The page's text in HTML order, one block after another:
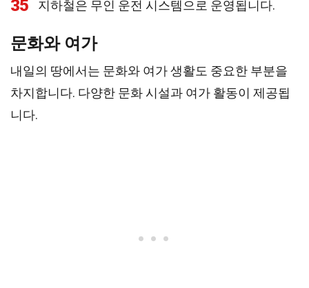
35 지하철은 무인 운전 시스템으로 운영됩니다.
문화와 여가
내일의 땅에서는 문화와 여가 생활도 중요한 부분을
차지합니다. 다양한 문화 시설과 여가 활동이 제공됩
니다.